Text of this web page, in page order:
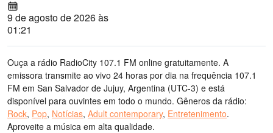
9 de agosto de 2026 às
01:21
Ouça a rádio RadioCity 107.1 FM online gratuitamente. A
emissora transmite ao vivo 24 horas por dia na frequência 107.1
FM em San Salvador de Jujuy, Argentina (UTC-3) e está
disponível para ouvintes em todo o mundo. Gêneros da rádio:
Rock, Pop, Notícias, Adult contemporary, Entretenimento.
Aproveite a música em alta qualidade.